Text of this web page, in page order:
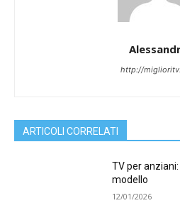
http://
ARTICOLI CORRELATI
TV per
modello
12/01/2026